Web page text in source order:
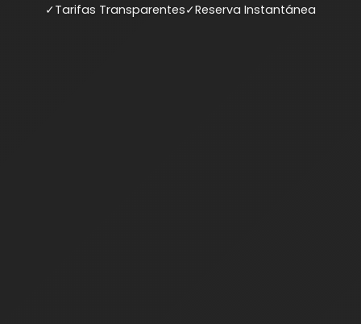
✓Tarifas Transparentes✓Reserva Instantánea